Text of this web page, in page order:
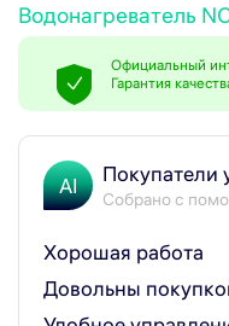
Водонагреватель
Официальный
Гарантия
AI Покупатели
Собрано с
Хорошая работа
Довольны